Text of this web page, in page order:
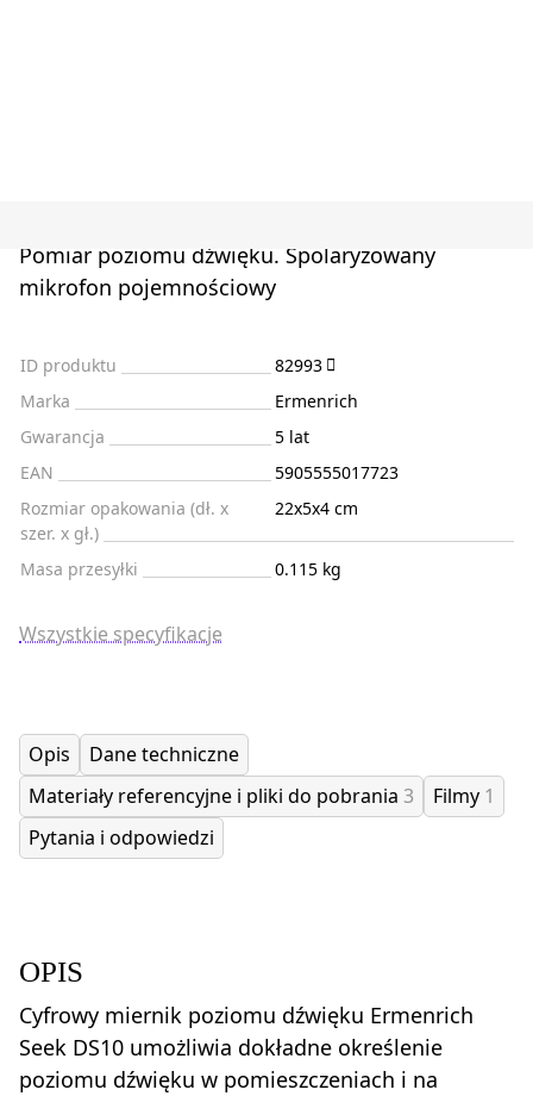
Pomiar poziomu dźwięku. Spolaryzowany
mikrofon pojemnościowy
ID produktu
82993
Marka
Ermenrich
Gwarancja
5 lat
EAN
5905555017723
Rozmiar opakowania (dł. x
szer. x gł.)
22x5x4 cm
Masa przesyłki 0.115 kg
Wszystkie specyfikacje
Opis
Dane techniczne
Materiały referencyjne i pliki do pobrania 3 Filmy 1
Pytania i odpowiedzi
OPIS
Cyfrowy miernik poziomu dźwięku Ermenrich
Seek DS10 umożliwia dokładne określenie
poziomu dźwięku w pomieszczeniach i na